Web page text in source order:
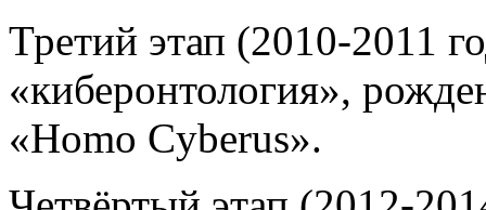
Третий этап (2010-2011
«киберонтология»,
«Homo Cyberus».